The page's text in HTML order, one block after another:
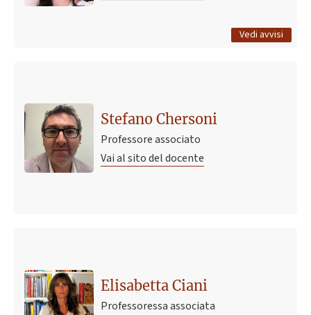
Vedi avvisi
Tutti gli avvisi
Stefano Chersoni
Professore associato
Vai al sito del docente
Elisabetta Ciani
Professoressa associata